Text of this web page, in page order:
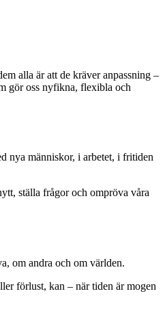
alla är att de kräver anpassning –
gör oss nyfikna, flexibla och
nya människor, i arbetet, i fritiden
ställa frågor och ompröva våra
om andra och om världen.
förlust, kan – när tiden är mogen